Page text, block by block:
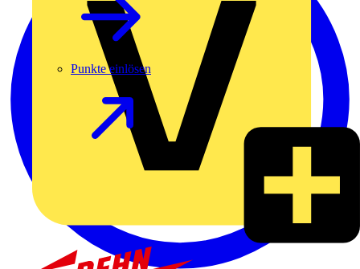
Punkte einlösen